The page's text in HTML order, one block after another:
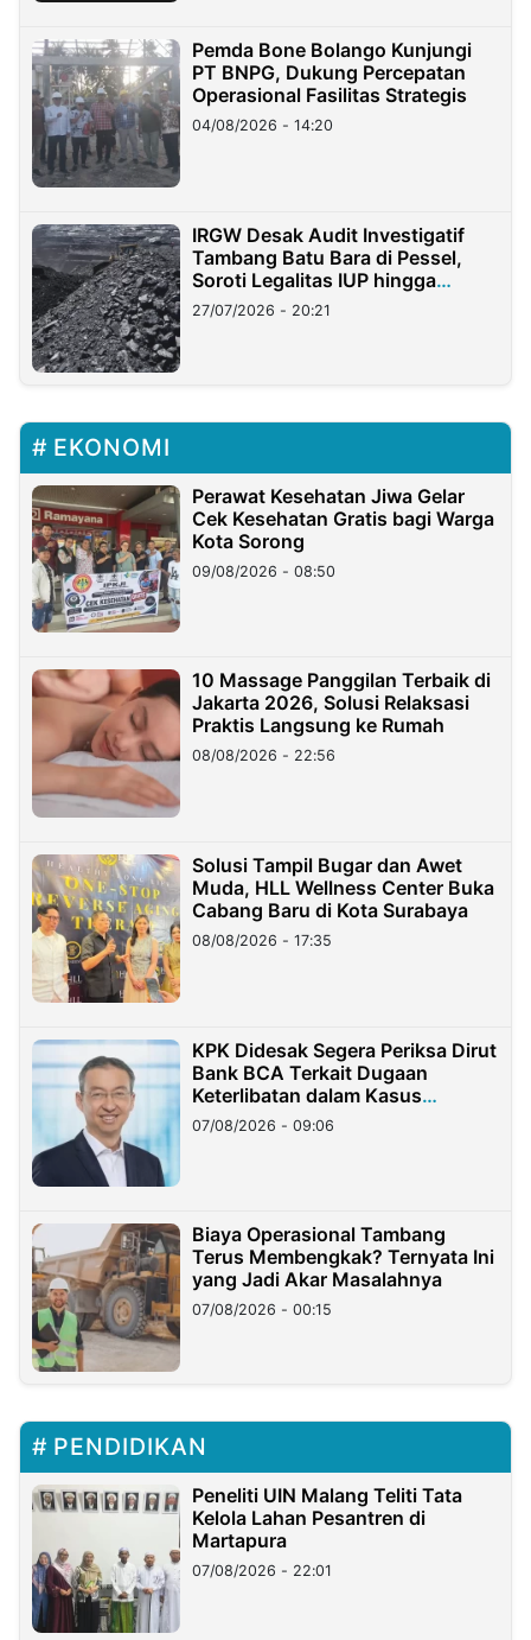
Pemda Bone Bolango Kunjungi
PT BNPG, Dukung Percepatan
Operasional Fasilitas Strategis
04/08/2026 - 14:20
IRGW Desak Audit Investigatif
Tambang Batu Bara di Pessel,
Soroti Legalitas IUP hingga
Stockpile
27/07/2026 - 20:21
EKONOMI
Perawat Kesehatan Jiwa Gelar
Cek Kesehatan Gratis bagi Warga
Kota Sorong
09/08/2026 - 08:50
10 Massage Panggilan Terbaik di
Jakarta 2026, Solusi Relaksasi
Praktis Langsung ke Rumah
08/08/2026 - 22:56
Solusi Tampil Bugar dan Awet
Muda, HLL Wellness Center Buka
Cabang Baru di Kota Surabaya
08/08/2026 - 17:35
KPK Didesak Segera Periksa Dirut
Bank BCA Terkait Dugaan
Keterlibatan dalam Kasus
Hilangnya Dana Nasabah Rp2,58
Miliar
07/08/2026 - 09:06
Biaya Operasional Tambang
Terus Membengkak? Ternyata Ini
yang Jadi Akar Masalahnya
07/08/2026 - 00:15
PENDIDIKAN
Peneliti UIN Malang Teliti Tata
Kelola Lahan Pesantren di
Martapura
07/08/2026 - 22:01